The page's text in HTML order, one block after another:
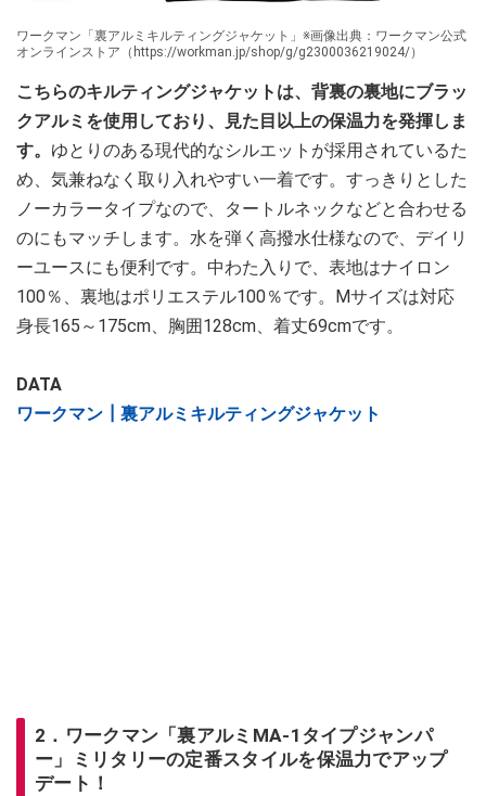
ワークマン「裏アルミキルティングジャケット」※画像出典：ワークマン公式
オンラインストア（https://workman.jp/shop/g/g2300036219024/）
こちらのキルティングジャケットは、背裏の裏地にブラッ
クアルミを使用しており、見た目以上の保温力を発揮しま
す。 ゆとりのある現代的なシルエットが採用されているた
め、気兼ねなく取り入れやすい一着です。すっきりとした
ノーカラータイプなので、タートルネックなどと合わせる
のにもマッチします。水を弾く高撥水仕様なので、デイリ
ーユースにも便利です。中わた入りで、表地はナイロン
100％、裏地はポリエステル100％です。Mサイズは対応
身長165～175cm、胸囲128cm、着丈69cmです。
DATA
ワークマン┃裏アルミキルティングジャケット
2．ワークマン「裏アルミMA-1タイプジャンパ
ー」ミリタリーの定番スタイルを保温力でアップ
デート！